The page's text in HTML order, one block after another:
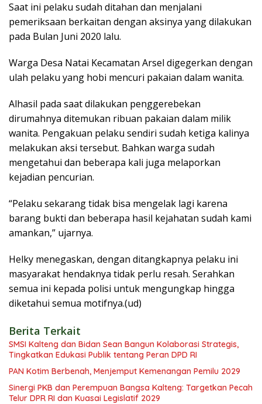
Saat ini pelaku sudah ditahan dan menjalani
pemeriksaan berkaitan dengan aksinya yang dilakukan
pada Bulan Juni 2020 lalu.
Warga Desa Natai Kecamatan Arsel digegerkan dengan
ulah pelaku yang hobi mencuri pakaian dalam wanita.
Alhasil pada saat dilakukan penggerebekan
dirumahnya ditemukan ribuan pakaian dalam milik
wanita. Pengakuan pelaku sendiri sudah ketiga kalinya
melakukan aksi tersebut. Bahkan warga sudah
mengetahui dan beberapa kali juga melaporkan
kejadian pencurian.
“Pelaku sekarang tidak bisa mengelak lagi karena
barang bukti dan beberapa hasil kejahatan sudah kami
amankan,” ujarnya.
Helky menegaskan, dengan ditangkapnya pelaku ini
masyarakat hendaknya tidak perlu resah. Serahkan
semua ini kepada polisi untuk mengungkap hingga
diketahui semua motifnya.(ud)
Berita Terkait
SMSI Kalteng dan Bidan Sean Bangun Kolaborasi Strategis,
Tingkatkan Edukasi Publik tentang Peran DPD RI
PAN Kotim Berbenah, Menjemput Kemenangan Pemilu 2029
Sinergi PKB dan Perempuan Bangsa Kalteng: Targetkan Pecah
Telur DPR RI dan Kuasai Legislatif 2029